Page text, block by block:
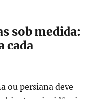
sob medida:
cada
ou persiana deve